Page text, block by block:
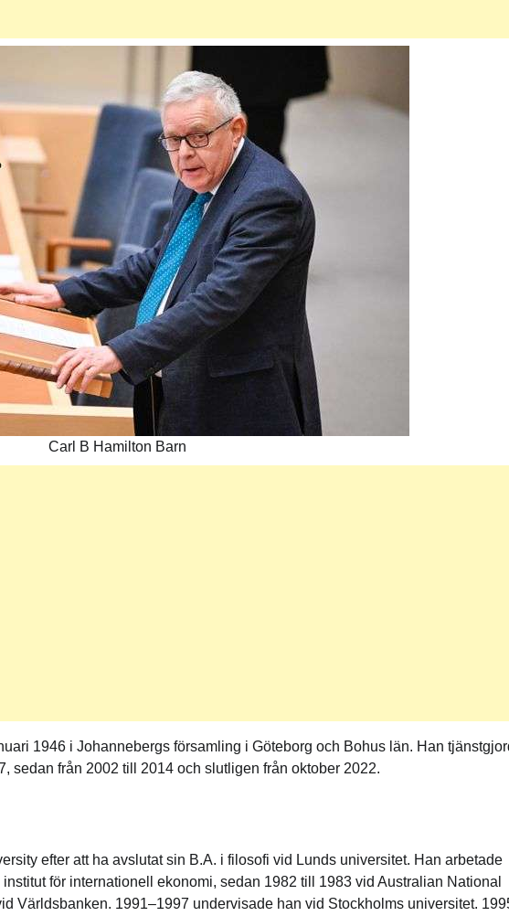
Carl B Hamilton Barn
1946 i Johannebergs församling i Göteborg och Bohus län. Han
sedan från 2002 till 2014 och slutligen från oktober 2022.
efter att ha avslutat sin B.A. i filosofi vid Lunds universitet. Han arbetade
för internationell ekonomi, sedan 1982 till 1983 vid Australian National
Världsbanken. 1991–1997 undervisade han vid Stockholms universitet.